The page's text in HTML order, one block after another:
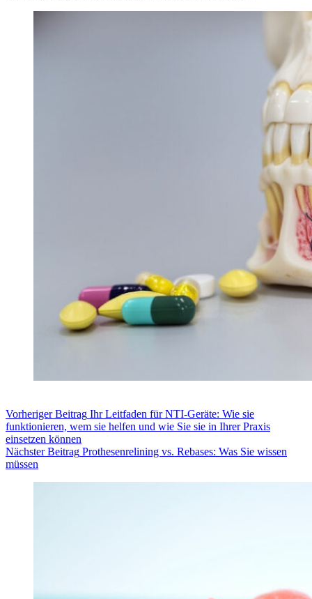
VorherigerBeitrag Ihr Leitfaden für NTI-Geräte: Wie sie
funktionieren, wem sie helfen und wie Sie sie in Ihrer Praxis
einsetzen können
NächsterBeitrag Prothesenrelining vs. Rebases: Was Sie wissen
müssen